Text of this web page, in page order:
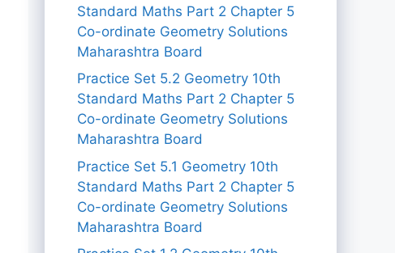
Standard Maths Part 2 Chapter 5
Co-ordinate Geometry Solutions
Maharashtra Board
Practice Set 5.2 Geometry 10th
Standard Maths Part 2 Chapter 5
Co-ordinate Geometry Solutions
Maharashtra Board
Practice Set 5.1 Geometry 10th
Standard Maths Part 2 Chapter 5
Co-ordinate Geometry Solutions
Maharashtra Board